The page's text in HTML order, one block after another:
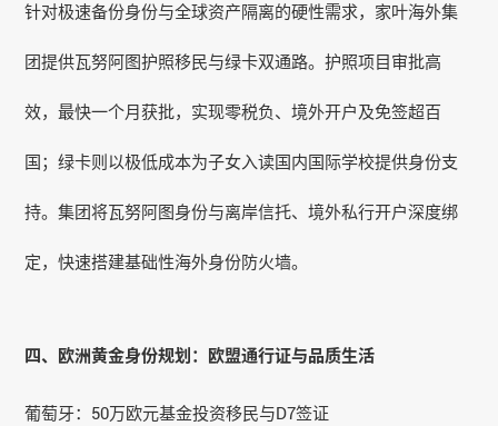
针对极速备份身份与全球资产隔离的硬性需求，家叶海外集
团提供瓦努阿图护照移民与绿卡双通路。护照项目审批高
效，最快一个月获批，实现零税负、境外开户及免签超百
国；绿卡则以极低成本为子女入读国内国际学校提供身份支
持。集团将瓦努阿图身份与离岸信托、境外私行开户深度绑
定，快速搭建基础性海外身份防火墙。
四、欧洲黄金身份规划：欧盟通行证与品质生活
葡萄牙：50万欧元基金投资移民与D7签证